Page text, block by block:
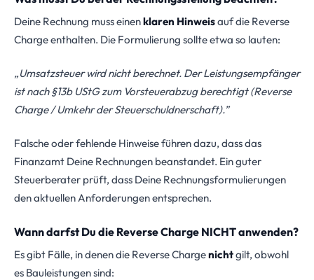
Deine Rechnung muss einenklaren Hinweisauf die Reverse
Charge enthalten. Die Formulierung sollte etwa so lauten:
„Umsatzsteuer wird nicht berechnet. Der Leistungsempfänger
ist nach §13b UStG zum Vorsteuerabzug berechtigt (Reverse
Charge / Umkehr der Steuerschuldnerschaft).”
Falsche oder fehlende Hinweise führen dazu, dass das
Finanzamt Deine Rechnungen beanstandet. Ein guter
Steuerberater prüft, dass Deine Rechnungsformulierungen
den aktuellen Anforderungen entsprechen.
Wann darfst Du die Reverse Charge NICHT anwenden?
Es gibt Fälle, in denen die Reverse Chargenichtgilt, obwohl
es Bauleistungen sind: